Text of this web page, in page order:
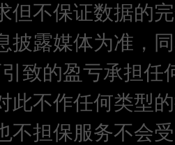
但不保证数据的
披露媒体为准，
致的盈亏承担任
此不作任何类型
不担保服务不会